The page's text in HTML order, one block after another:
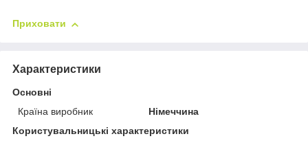
Приховати
Характеристики
Основні
Країна виробник
Німеччина
Користувальницькі характеристики